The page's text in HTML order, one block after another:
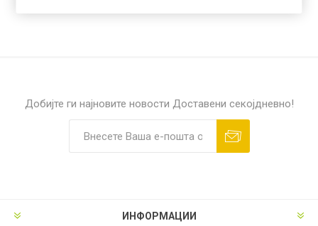
Добијте ги најновите новости Доставени секојдневно!
ИНФОРМАЦИИ